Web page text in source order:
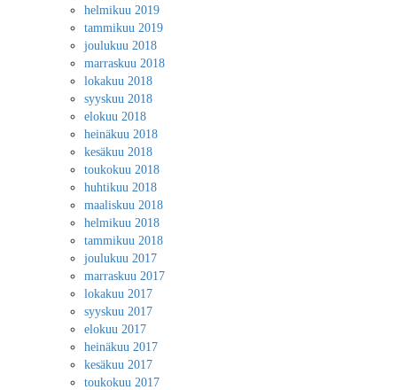
helmikuu 2019
tammikuu 2019
joulukuu 2018
marraskuu 2018
lokakuu 2018
syyskuu 2018
elokuu 2018
heinäkuu 2018
kesäkuu 2018
toukokuu 2018
huhtikuu 2018
maaliskuu 2018
helmikuu 2018
tammikuu 2018
joulukuu 2017
marraskuu 2017
lokakuu 2017
syyskuu 2017
elokuu 2017
heinäkuu 2017
kesäkuu 2017
toukokuu 2017